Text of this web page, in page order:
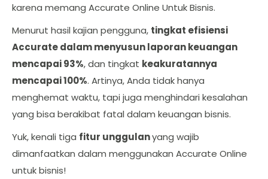
karena memang Accurate Online Untuk Bisnis.
Menurut hasil kajian pengguna, tingkat efisiensi
Accurate dalam menyusun laporan keuangan
mencapai 93%, dan tingkat keakuratannya
mencapai 100%. Artinya, Anda tidak hanya
menghemat waktu, tapi juga menghindari kesalahan
yang bisa berakibat fatal dalam keuangan bisnis.
Yuk, kenali tiga fitur unggulanyang wajib
dimanfaatkan dalam menggunakan Accurate Online
untuk bisnis!